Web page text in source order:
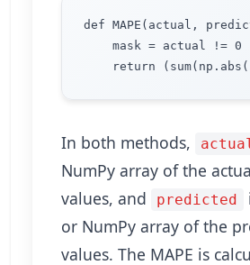
def MAPE(actual,
    mask = actual != 0
In both methods,
NumPy array of the
values, and
predicted
or NumPy array of the
values. The MAPE is